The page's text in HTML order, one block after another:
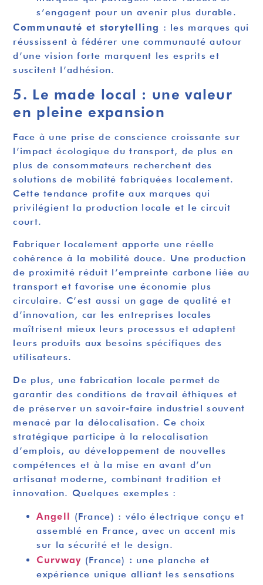
s’engagent pour un avenir plus durable.
Communauté et storytelling : les marques qui
réussissent à fédérer une communauté autour
d’une vision forte marquent les esprits et
suscitent l’adhésion.
5. Le made local : une valeur
en pleine expansion
Face à une prise de conscience croissante sur
l’impact écologique du transport, de plus en
plus de consommateurs recherchent des
solutions de mobilité fabriquées localement.
Cette tendance profite aux marques qui
privilégient la production locale et le circuit
court.
Fabriquer localement apporte une réelle
cohérence à la mobilité douce. Une production
de proximité réduit l’empreinte carbone liée au
transport et favorise une économie plus
circulaire. C’est aussi un gage de qualité et
d’innovation, car les entreprises locales
maîtrisent mieux leurs processus et adaptent
leurs produits aux besoins spécifiques des
utilisateurs.
De plus, une fabrication locale permet de
garantir des conditions de travail éthiques et
de préserver un savoir-faire industriel souvent
menacé par la délocalisation. Ce choix
stratégique participe à la relocalisation
d’emplois, au développement de nouvelles
compétences et à la mise en avant d’un
artisanat moderne, combinant tradition et
innovation. Quelques exemples :
Angell (France) : vélo électrique conçu et
assemblé en France, avec un accent mis
sur la sécurité et le design.
Curvway (France) : une planche et
expérience unique alliant les sensations